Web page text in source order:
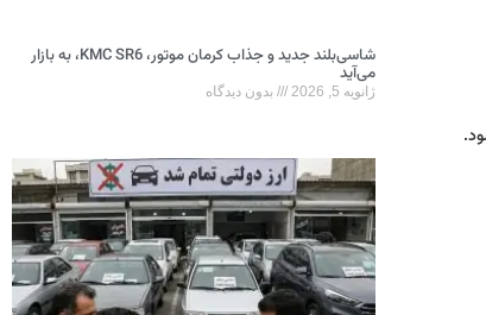
شاسی‌بلند جدید و جذاب کرمان موتور، KMC SR6، به بازار
می‌آید
ژانویه 5, 2026 بدون دیدگاه